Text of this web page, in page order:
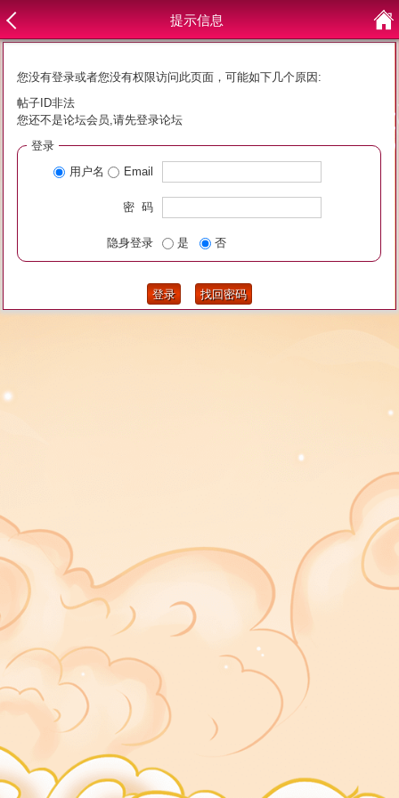
提示信息
您没有登录或者您没有权限访问此页面，可能如下几个原因:
帖子ID非法
您还不是论坛会员,请先登录论坛
登录
用户名
Email
密 码
隐身登录 是 否